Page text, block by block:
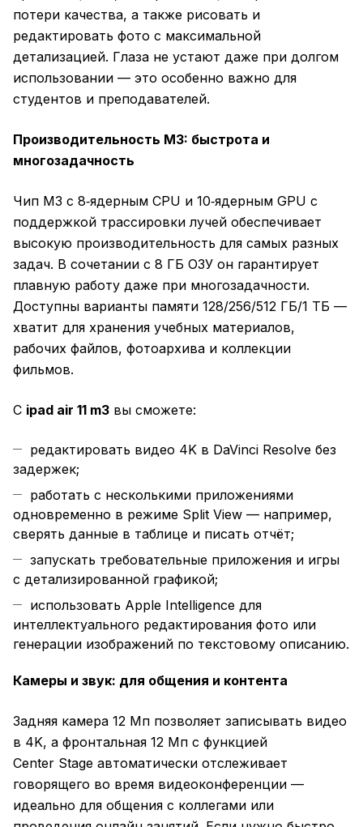
потери качества, а также рисовать и
редактировать фото с максимальной
детализацией. Глаза не устают даже при долгом
использовании — это особенно важно для
студентов и преподавателей.
Производительность M3: быстрота и
многозадачность
Чип M3 с 8‑ядерным CPU и 10‑ядерным GPU с
поддержкой трассировки лучей обеспечивает
высокую производительность для самых разных
задач. В сочетании с 8 ГБ ОЗУ он гарантирует
плавную работу даже при многозадачности.
Доступны варианты памяти 128/256/512 ГБ/1 ТБ —
хватит для хранения учебных материалов,
рабочих файлов, фотоархива и коллекции
фильмов.
С ipad air 11 m3 вы сможете:
редактировать видео 4K в DaVinci Resolve без
задержек;
работать с несколькими приложениями
одновременно в режиме Split View — например,
сверять данные в таблице и писать отчёт;
запускать требовательные приложения и игры
с детализированной графикой;
использовать Apple Intelligence для
интеллектуального редактирования фото или
генерации изображений по текстовому описанию.
Камеры и звук: для общения и контента
Задняя камера 12 Мп позволяет записывать видео
в 4K, а фронтальная 12 Мп с функцией
Center Stage автоматически отслеживает
говорящего во время видеоконференции —
идеально для общения с коллегами или